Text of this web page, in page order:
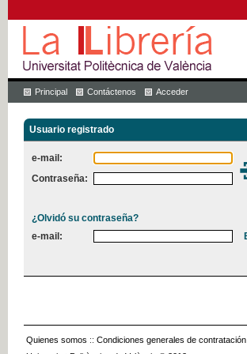
Principal Contáctenos Acceder
Usuario registrado
e-mail:
Contraseña:
¿Olvidó su contraseña?
e-mail:
Quienes somos :: Condiciones generales de contratación